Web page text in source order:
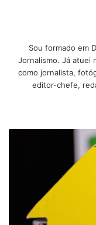
Sou formado em
Jornalismo. Já atuei
como jornalista,
editor-chefe,
contemplação